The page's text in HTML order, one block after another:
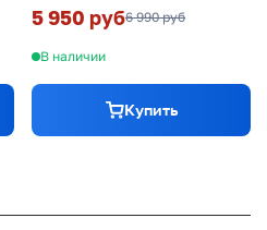
5 950 руб6 990 руб
В наличии
Купить